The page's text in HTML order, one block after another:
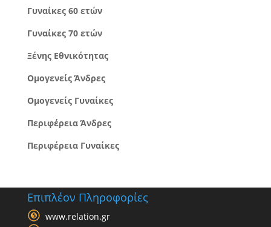
Γυναίκες 60 ετών
Γυναίκες 70 ετών
Ξένης Εθνικότητας
Ομογενείς Άνδρες
Ομογενείς Γυναίκες
Περιφέρεια Άνδρες
Περιφέρεια Γυναίκες
Επιπλέον Πληροφορίες
www.relation.gr